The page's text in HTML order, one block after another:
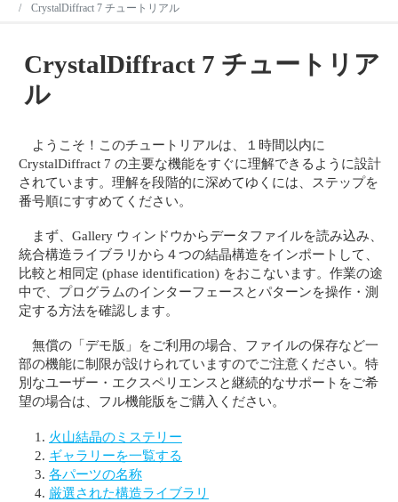
CrystalDiffract 7 チュートリアル
CrystalDiffract 7 チュートリア
ル
ようこそ！このチュートリアルは、１時間以内に
CrystalDiffract 7 の主要な機能をすぐに理解できるように設計
されています。理解を段階的に深めてゆくには、ステップを
番号順にすすめてください。
まず、Gallery ウィンドウからデータファイルを読み込み、
統合構造ライブラリから４つの結晶構造をインポートして、
比較と相同定 (phase identification) をおこないます。作業の途
中で、プログラムのインターフェースとパターンを操作・測
定する方法を確認します。
無償の「デモ版」をご利用の場合、ファイルの保存など一
部の機能に制限が設けられていますのでご注意ください。特
別なユーザー・エクスペリエンスと継続的なサポートをご希
望の場合は、フル機能版をご購入ください。
火山結晶のミステリー
ギャラリーを一覧する
各パーツの名称
厳選された構造ライブラリ